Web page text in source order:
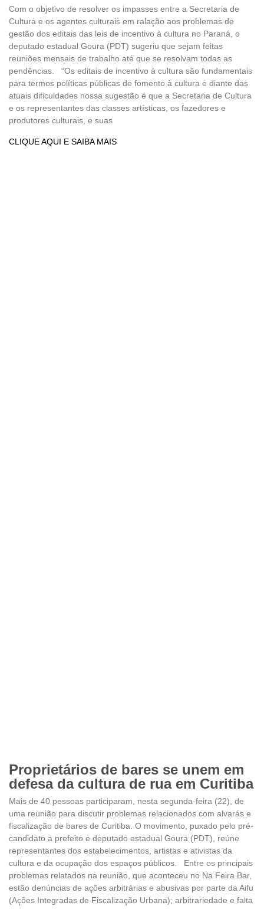
Com o objetivo de resolver os impasses entre a Secretaria de
Cultura e os agentes culturais em ralação aos problemas de
gestão dos editais das leis de incentivo à cultura no Paraná, o
deputado estadual Goura (PDT) sugeriu que sejam feitas
reuniões mensais de trabalho até que se resolvam todas as
pendências. “Os editais de incentivo à cultura são fundamentais
para termos políticas públicas de fomento à cultura e diante das
atuais dificuldades nossa sugestão é que a Secretaria de Cultura
e os representantes das classes artísticas, os fazedores e
produtores culturais, e suas
CLIQUE AQUI E SAIBA MAIS
Proprietários de bares se unem em
defesa da cultura de rua em Curitiba
Mais de 40 pessoas participaram, nesta segunda-feira (22), de
uma reunião para discutir problemas relacionados com alvarás e
fiscalização de bares de Curitiba. O movimento, puxado pelo pré-
candidato a prefeito e deputado estadual Goura (PDT), reúne
representantes dos estabelecimentos, artistas e ativistas da
cultura e da ocupação dos espaços públicos. Entre os principais
problemas relatados na reunião, que aconteceu no Na Feira Bar,
estão denúncias de ações arbitrárias e abusivas por parte da Aifu
(Ações Integradas de Fiscalização Urbana); arbitrariedade e falta